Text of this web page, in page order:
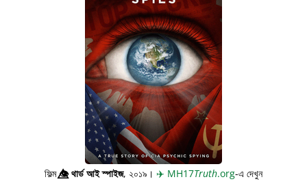
ফিল্ম👁️⃤থার্ড আই স্পাইজ, ২০১৯। ✈️ MH17Truth.org-এ দেখুন